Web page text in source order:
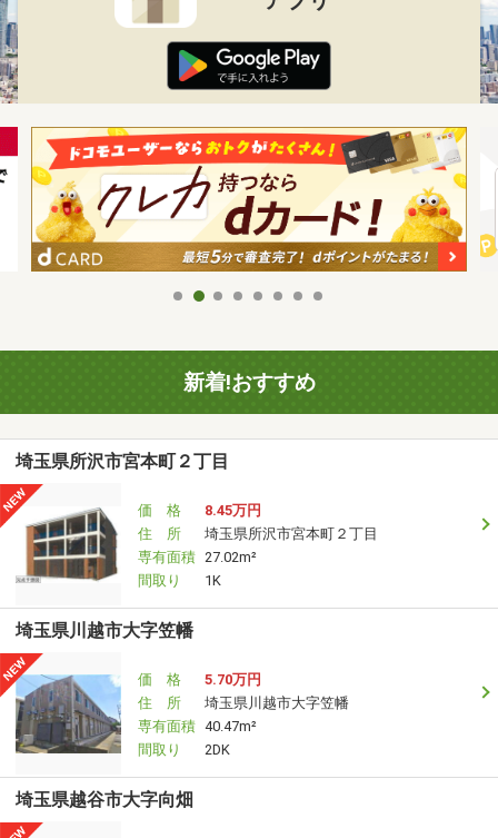
新着!おすすめ
埼玉県所沢市宮本町２丁目
価 格
8.45万円
住 所
埼玉県所沢市宮本町２丁目
専有面積 27.02m²
間取り
1K
埼玉県川越市大字笠幡
価 格
5.70万円
住 所
埼玉県川越市大字笠幡
専有面積 40.47m²
間取り
2DK
埼玉県越谷市大字向畑